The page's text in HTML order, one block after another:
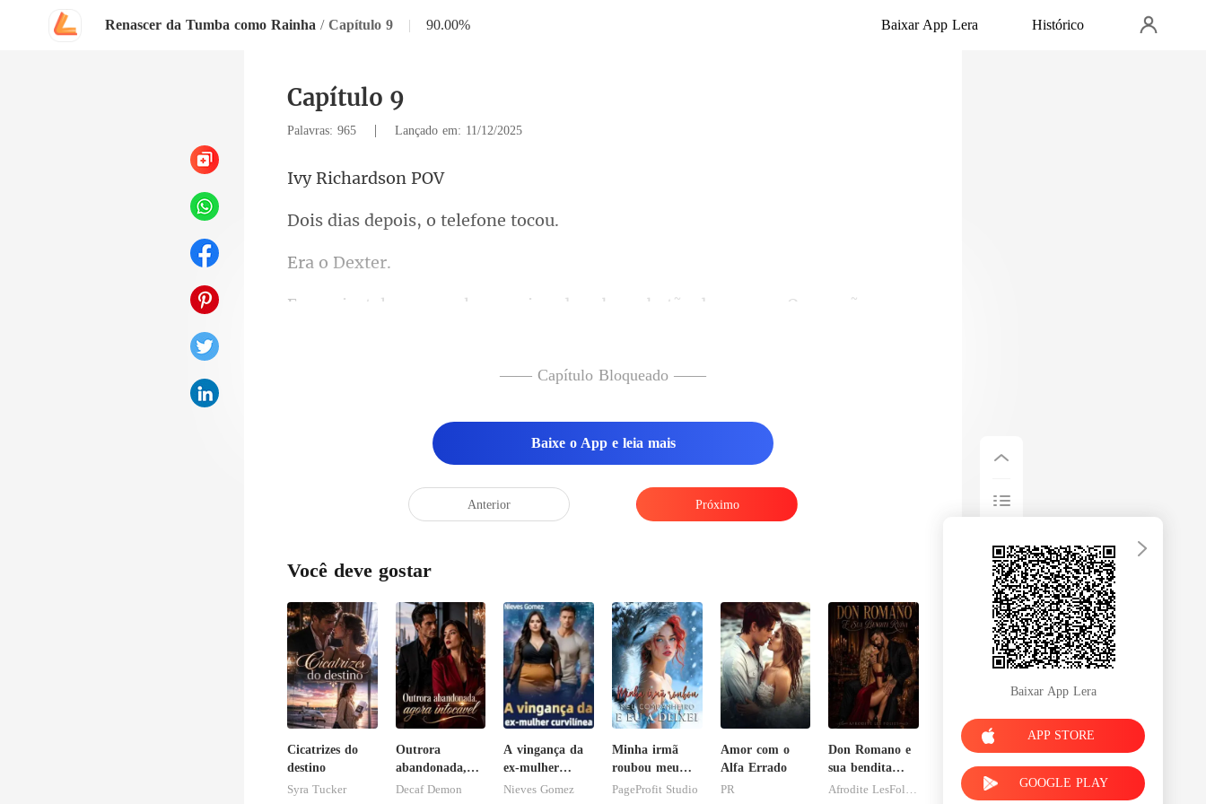
Renascer da Tumba como Rainha / Capítulo 9 | 90.00% Baixar App Lera Histórico
Capítulo 9
Palavras: 965 | Lançado em: 11/12/2025
chards
epois, o te
o De
r pairando sobre o botão d
—— Capítulo Bloqueado ——
Baixe o App e leia mais
Anterior Próximo
Você deve gostar
Cicatrizes do
destino
Syra Tucker
Outrora
abandonada,
agora intocável
Decaf Demon
A vingança da
ex-mulher
curvilínea
Nieves Gomez
Minha irmã
roubou meu
companheiro e
PageProfit Studio
Amor com o
Alfa Errado
PR
Don Romano e
sua bendita
ruína
Baixar App Lera
APP STORE
GOOGLE PLAY